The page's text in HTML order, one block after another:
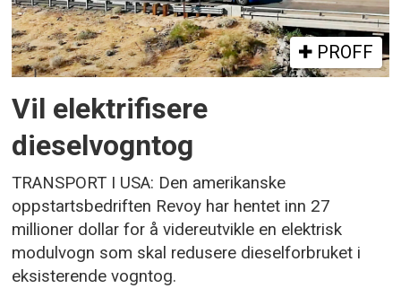
PROFF
Vil elektrifisere
dieselvogntog
TRANSPORT I USA: Den amerikanske
oppstartsbedriften Revoy har hentet inn 27
millioner dollar for å videreutvikle en elektrisk
modulvogn som skal redusere dieselforbruket i
eksisterende vogntog.